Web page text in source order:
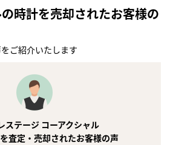
時計を売却されたお客様の
ご紹介いたします
ステージ コーアクシャル
査定・売却されたお客様の声